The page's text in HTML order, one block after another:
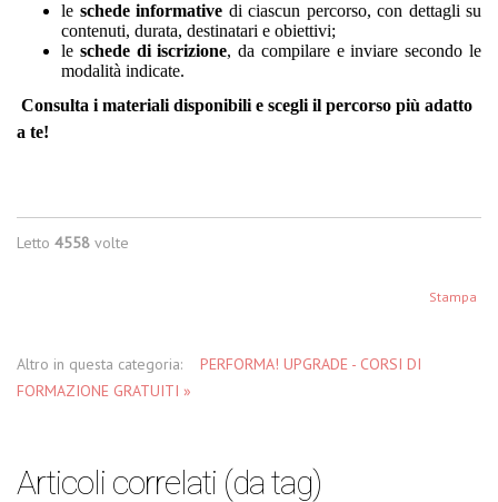
le schede informative di ciascun percorso, con dettagli su
contenuti, durata, destinatari e obiettivi;
le schede di iscrizione, da compilare e inviare secondo le
modalità indicate.
Consulta i materiali disponibili e scegli il percorso più adatto
a te!
Letto 4558 volte
Stampa
Altro in questa categoria:
PERFORMA! UPGRADE - CORSI DI
FORMAZIONE GRATUITI »
Articoli correlati (da tag)